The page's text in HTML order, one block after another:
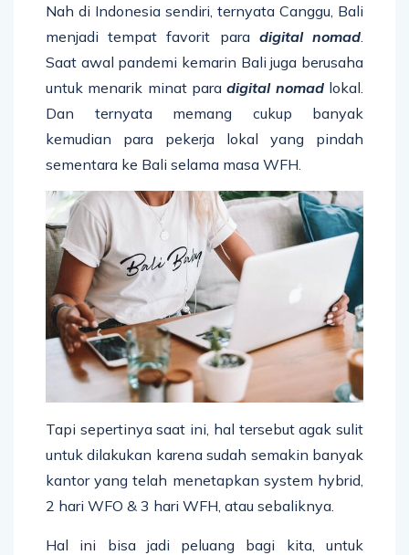
Nah di Indonesia sendiri, ternyata Canggu, Bali
menjadi tempat favorit para digital nomad
Saat awal pandemi kemarin Bali juga berusaha
untuk menarik minat paradigital nomadlokal.
Dan ternyata memang cukup banyak
kemudian para pekerja lokal yang pindah
sementara ke Bali selama masa WFH.
Tapi sepertinya saat ini, hal tersebut agak sulit
untuk dilakukan karena sudah semakin banyak
kantor yang telah menetapkan system hybrid,
2 hari WFO & 3 hari WFH, atau sebaliknya.
Hal ini bisa jadi peluang bagi kita, untuk